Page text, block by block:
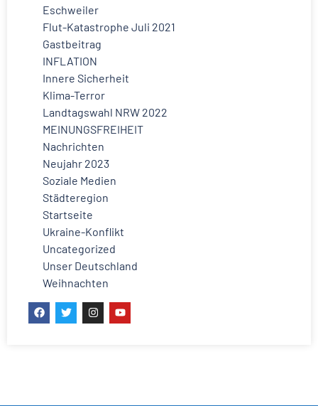
Eschweiler
Flut-Katastrophe Juli 2021
Gastbeitrag
INFLATION
Innere Sicherheit
Klima-Terror
Landtagswahl NRW 2022
MEINUNGSFREIHEIT
Nachrichten
Neujahr 2023
Soziale Medien
Städteregion
Startseite
Ukraine-Konflikt
Uncategorized
Unser Deutschland
Weihnachten